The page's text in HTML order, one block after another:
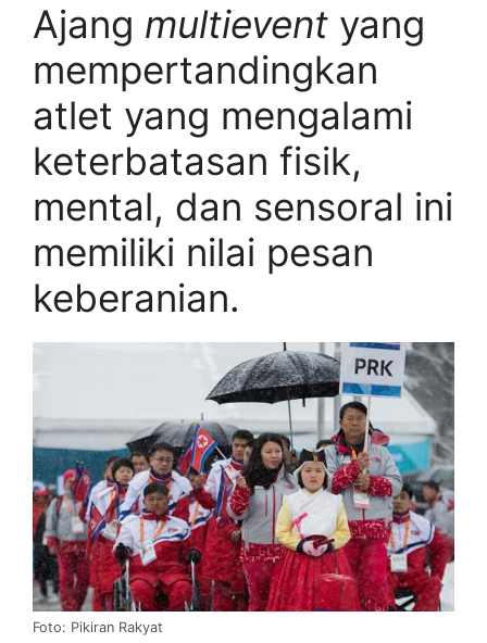
Ajang multievent yang
mempertandingkan
atlet yang mengalami
keterbatasan fisik,
mental, dan sensoral ini
memiliki nilai pesan
keberanian.
Foto: Pikiran Rakyat